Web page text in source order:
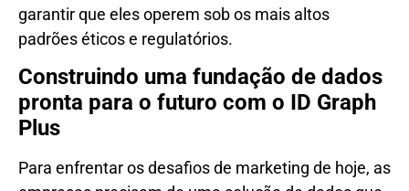
garantir que eles operem sob os mais altos
padrões éticos e regulatórios.
Construindo uma fundação de dados
pronta para o futuro com o ID Graph
Plus
Para enfrentar os desafios de marketing de hoje, as